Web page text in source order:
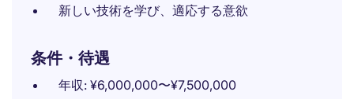
新しい技術を学び、適応する意欲
条件・待遇
年収: ¥6,000,000〜¥7,500,000